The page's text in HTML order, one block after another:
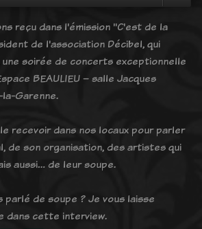
reçu dans l'émission "C'est de la
de l'association Décibel, qui
soirée de concerts exceptionnelle
BEAULIEU – salle Jacques
la-Garenne.
recevoir dans nos locaux pour parler
de son organisation, des artistes qui
aussi… de leur soupe.
parlé de soupe ? Je vous laisse
dans cette interview.